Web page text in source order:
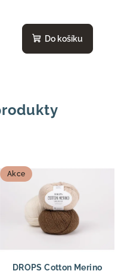
Do košíku
Akce
DROPS Cotton Merino